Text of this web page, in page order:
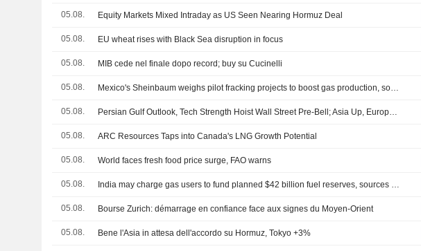
05.08. Equity Markets Mixed Intraday as US Seen Nearing Hormuz Deal
05.08. EU wheat rises with Black Sea disruption in focus
05.08. MIB cede nel finale dopo record; buy su Cucinelli
05.08. Mexico's Sheinbaum weighs pilot fracking projects to boost gas production, sources say
05.08. Persian Gulf Outlook, Tech Strength Hoist Wall Street Pre-Bell; Asia Up, Europe Flat
05.08. ARC Resources Taps into Canada's LNG Growth Potential
05.08. World faces fresh food price surge, FAO warns
05.08. India may charge gas users to fund planned $42 billion fuel reserves, sources say
05.08. Bourse Zurich: démarrage en confiance face aux signes du Moyen-Orient
05.08. Bene l'Asia in attesa dell'accordo su Hormuz, Tokyo +3%